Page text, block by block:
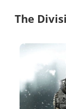
The